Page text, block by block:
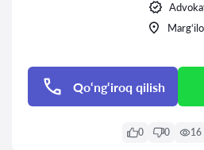
Qo‘ng‘iroq qilish
0 0 16